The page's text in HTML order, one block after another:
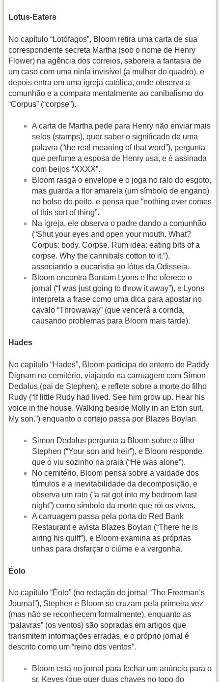
Lotus-Eaters
No capítulo “Lotófagos”, Bloom retira uma carta de sua
correspondente secreta Martha (sob o nome de Henry
Flower) na agência dos correios, saboreia a fantasia de
um caso com uma ninfa invisível (a mulher do quadro), e
depois entra em uma igreja católica, onde observa a
comunhão e a compara mentalmente ao canibalismo do
“Corpus” (“corpse”).
A carta de Martha pede para Henry não enviar mais
selos (stamps), quer saber o significado de uma
palavra (“the real meaning of that word”), pergunta
que perfume a esposa de Henry usa, e é assinada
com beijos “XXXX”.
Bloom rasga o envelope e o joga no ralo do esgoto,
mas guarda a flor amarela (um símbolo de engano)
no bolso do peito, e pensa que “nothing ever comes
of this sort of thing”.
Na igreja, ele observa o padre dando a comunhão
(“Shut your eyes and open your mouth. What?
Corpus: body. Corpse. Rum idea: eating bits of a
corpse. Why the cannibals cotton to it.”),
associando a eucaristia ao lótus da Odisseia.
Bloom encontra Bantam Lyons e lhe oferece o
jornal (“I was just going to throw it away”), e Lyons
interpreta a frase como uma dica para apostar no
cavalo “Throwaway” (que vencerá a corrida,
causando problemas para Bloom mais tarde).
Hades
No capítulo “Hades”, Bloom participa do enterro de Paddy
Dignam no cemitério, viajando na carruagem com Simon
Dedalus (pai de Stephen), e reflete sobre a morte do filho
Rudy (“If little Rudy had lived. See him grow up. Hear his
voice in the house. Walking beside Molly in an Eton suit.
My son.”) enquanto o cortejo passa por Blazes Boylan.
Simon Dedalus pergunta a Bloom sobre o filho
Stephen (“Your son and heir”), e Bloom responde
que o viu sozinho na praia (“He was alone”).
No cemitério, Bloom pensa sobre a vaidade dos
túmulos e a inevitabilidade da decomposição, e
observa um rato (“a rat got into my bedroom last
night”) como símbolo da morte que rói os vivos.
A carruagem passa pela porta do Red Bank
Restaurant e avista Blazes Boylan (“There he is
airing his quiff”), e Bloom examina as próprias
unhas para disfarçar o ciúme e a vergonha.
Éolo
No capítulo “Éolo” (no redação do jornal “The Freeman’s
Journal”), Stephen e Bloom se cruzam pela primeira vez
(mas não se reconhecem formalmente), enquanto as
“palavras” (os ventos) são sopradas em artigos que
transmitem informações erradas, e o próprio jornal é
descrito como um “reino dos ventos”.
Bloom está no jornal para fechar um anúncio para o
sr. Keyes (que quer duas chaves no topo do